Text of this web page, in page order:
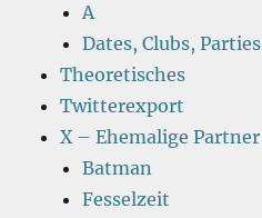
A
Dates, Clubs, Parties
Theoretisches
Twitterexport
X – Ehemalige Partner
Batman
Fesselzeit